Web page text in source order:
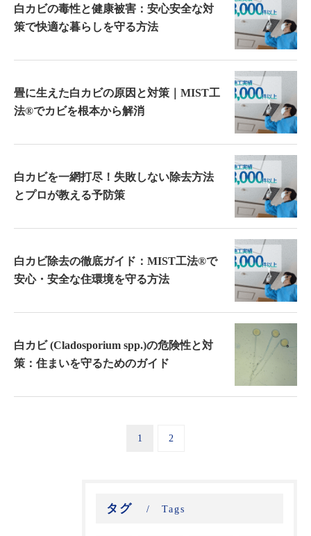
白カビの毒性と健康被害：安心安全な対
策で快適な暮らしを守る方法
畳に生えた白カビの原因と対策｜MIST工
法®でカビを根本から解消
白カビを一網打尽！失敗しない除去方法
とプロが教える予防策
白カビ除去の徹底ガイド：MIST工法®で
安心・安全な住環境を守る方法
白カビ (Cladosporium spp.)の危険性と対
策：住まいを守るためのガイド
1 2
タグ Tags